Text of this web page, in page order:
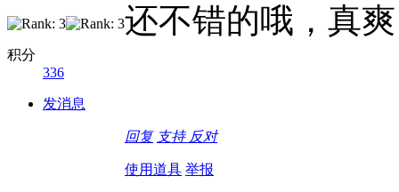
积分
336
发消息
还不错的哦，真爽
回复 支持 反对
使用道具 举报